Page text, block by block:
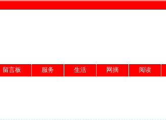
留言板 服务 生活 网摘 阅读